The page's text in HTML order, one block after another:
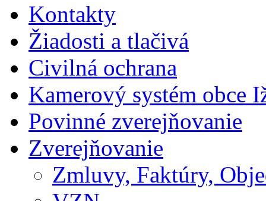
Kontakty
Žiadosti a tlačivá
Civilná ochrana
Kamerový systém obce
Povinné zverejňovanie
Zverejňovanie
Zmluvy, Faktúry,